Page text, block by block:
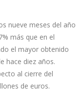
nueve meses del año
más que en el
el mayor obtenido
hace diez años.
al cierre del
de euros.